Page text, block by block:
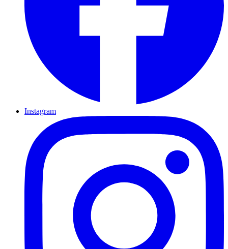
Instagram